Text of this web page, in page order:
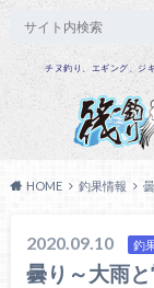
チヌ釣り、エギング、ジ
HOME 釣果情報
2020.09.10 釣
曇り～大雨